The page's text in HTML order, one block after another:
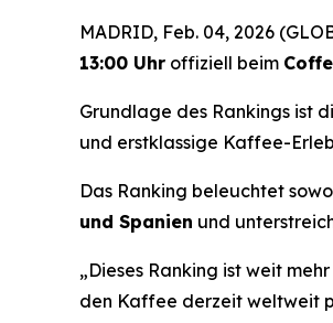
MADRID, Feb. 04, 2026
13:00 Uhr offiziell beim
Grundlage des Rankings ist
und erstklassige Kaffee-
Das Ranking beleuchtet
und Spanien und
„Dieses Ranking ist weit
den Kaffee derzeit weltweit